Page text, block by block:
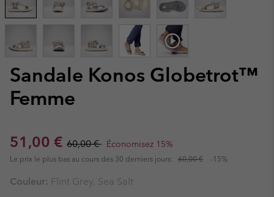
Sandale Konos Globetrot™
Femme
Sale price:
51,00 € Regular price:
60,00 € Économisez 15%
Le prix le plus bas au cours des 30 derniers jours: 60,00 € -15%
Couleur: Flint Grey, Sea Salt